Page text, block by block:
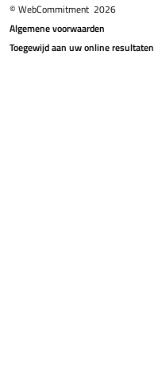
© WebCommitment 2026
Algemene voorwaarden
Toegewijd aan uw online resultaten